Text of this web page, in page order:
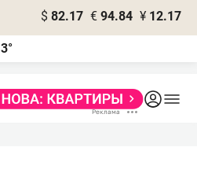
$ 82.17 € 94.84 ¥ 12.17